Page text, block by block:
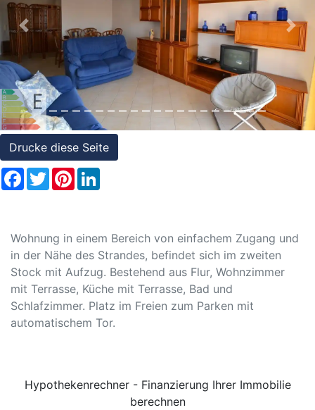
Referenzen
Immobilien
und
Steuerrecht
Previous Next
Drucke diese Seite
Facebook
TwitterPinterest
Wohnung in einem Bereich von einfachem Zugang und
in der Nähe des Strandes, befindet sich im zweiten
Stock mit Aufzug. Bestehend aus Flur, Wohnzimmer
mit Terrasse, Küche mit Terrasse, Bad und
Schlafzimmer. Platz im Freien zum Parken mit
automatischem Tor.
Hypothekenrechner - Finanzierung Ihrer Immobilie
berechnen